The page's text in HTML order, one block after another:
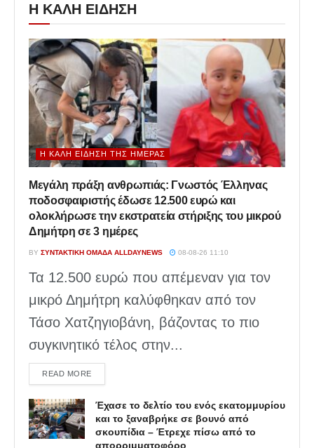
Η ΚΑΛΗ ΕΙΔΗΣΗ
Η ΚΑΛΉ ΕΊΔΗΣΗ ΤΗΣ ΗΜΈΡΑΣ
Μεγάλη πράξη ανθρωπιάς: Γνωστός Έλληνας
ποδοσφαιριστής έδωσε 12.500 ευρώ και
ολοκλήρωσε την εκστρατεία στήριξης του μικρού
Δημήτρη σε 3 ημέρες
BY ΣΥΝΤΑΚΤΙΚΉ ΟΜΆΔΑ ALLDAYNEWS 08-08-26 11:10
Τα 12.500 ευρώ που απέμεναν για τον
μικρό Δημήτρη καλύφθηκαν από τον
Τάσο Χατζηγιοβάνη, βάζοντας το πιο
συγκινητικό τέλος στην...
READ MOREDETAILS
Έχασε το δελτίο του ενός εκατομμυρίου
και το ξαναβρήκε σε βουνό από
σκουπίδια – Έτρεχε πίσω από το
απορριμματοφόρο